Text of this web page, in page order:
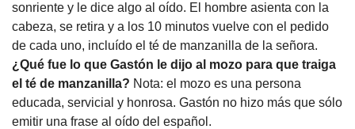
sonriente y le dice algo al oído. El hombre asienta con la
cabeza, se retira y a los 10 minutos vuelve con el pedido
de cada uno, incluído el té de manzanilla de la señora.
¿Qué fue lo que Gastón le dijo al mozo para que traiga
el té de manzanilla? Nota: el mozo es una persona
educada, servicial y honrosa. Gastón no hizo más que sólo
emitir una frase al oído del español.